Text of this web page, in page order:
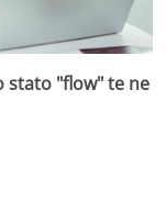
stato "flow" te ne